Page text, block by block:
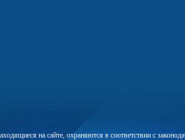
на сайте, охраняются в соответствии с